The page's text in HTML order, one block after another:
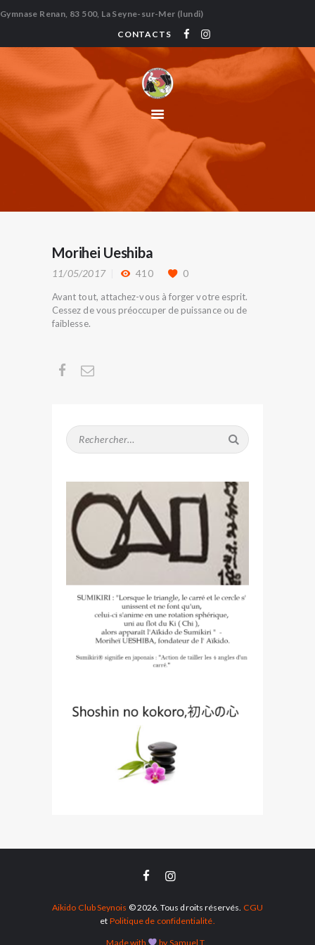
Gymnase Renan, 83 500, La Seyne-sur-Mer (lundi)
CONTACTS
ACCUEIL
QUI SOMMES-NOUS
BIBLIOTHÈQUE –
LIENS
ÉVÉNEMENTS
Morihei Ueshiba
11/05/2017 410 0
Avant tout, attachez-vous à forger votre esprit.
Cessez de vous préoccuper de puissance ou de
faiblesse.
Rechercher :
Aikido Club Seynois © 2026. Tous droits réservés. CGU
et Politique de confidentialité.
Made with by Samuel.T.